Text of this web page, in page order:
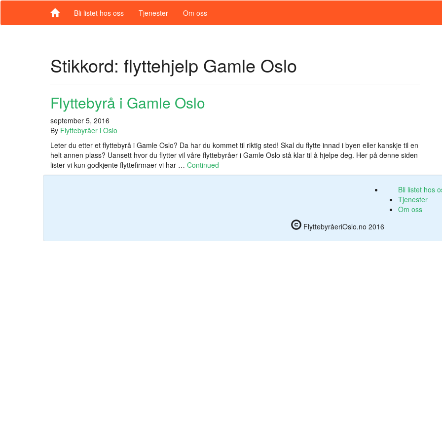
Bli listet hos oss Tjenester Om oss
Stikkord: flyttehjelp Gamle Oslo
Flyttebyrå i Gamle Oslo
september 5, 2016
By Flyttebyråer i Oslo
Leter du etter et flyttebyrå i Gamle Oslo? Da har du kommet til riktig sted! Skal du flytte innad i byen eller kanskje til en
helt annen plass? Uansett hvor du flytter vil våre flyttebyråer i Gamle Oslo stå klar til å hjelpe deg. Her på denne siden
lister vi kun godkjente flyttefirmaer vi har … Continued
Bli listet hos
Tjenester
Om oss
FlyttebyråeriOslo.no 2016